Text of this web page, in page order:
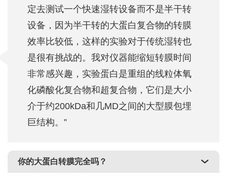
定去测试一个快速湿转设备而不是半干转
设备，因为半干转的大蛋白复合物的转膜
效率比较低，这样的实验对于传统湿转也
是很有挑战的。我对仪器能缩短转膜时间
非常感兴趣，实验蛋白是重组的线粒体氧
化磷酸化复合物和超复合物，它们是大小
介于约200kDa和几MD之间的大型膜包埋
巨结构。”
你的大蛋白转膜完全吗？